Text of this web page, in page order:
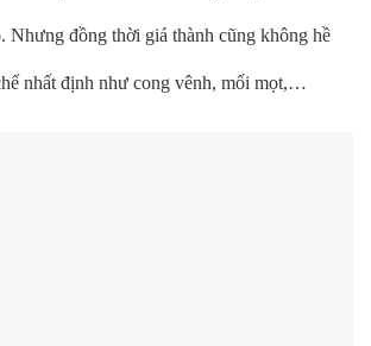
Nhưng đồng thời giá thành cũng không hề
nhất định như cong vênh, mối mọt,…